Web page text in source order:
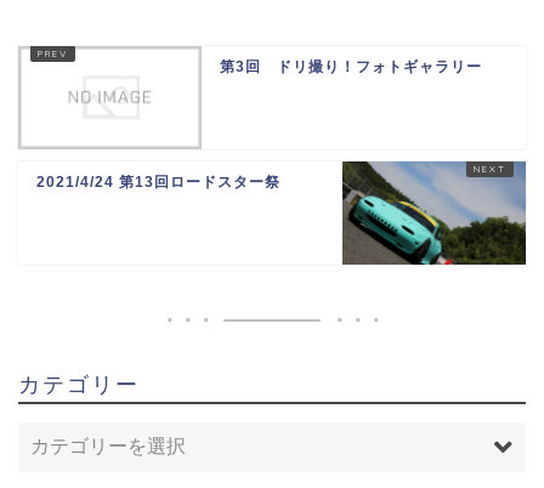
第3回 ドリ撮り！フォトギャラリー
2021/4/24 第13回ロードスター祭
カテゴリー